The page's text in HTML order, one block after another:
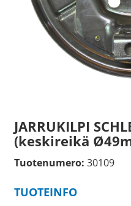
JARRUKILPI
(keskireikä
Tuotenumero: 30109
TUOTEINFO